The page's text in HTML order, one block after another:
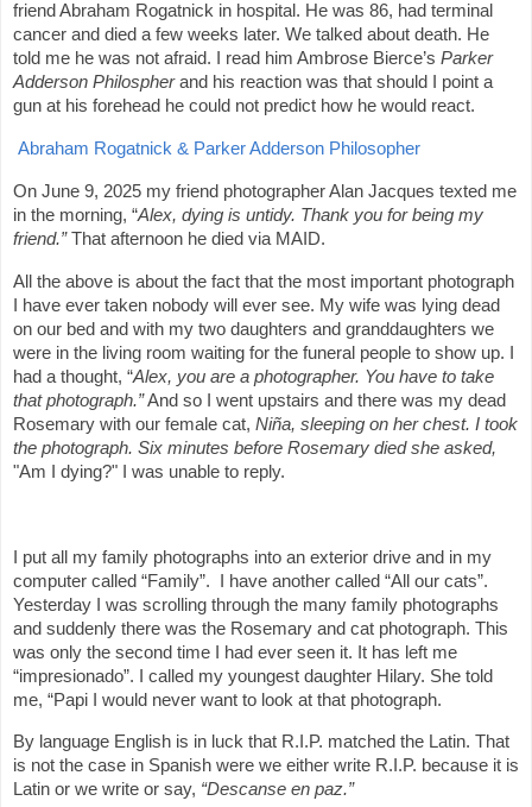
friend Abraham Rogatnick in hospital. He was 86, had terminal
cancer and died a few weeks later. We talked about death. He
told me he was not afraid. I read him Ambrose Bierce’s Parker
Adderson Philospherand his reaction was that should I point a
gun at his forehead he could not predict how he would react.
Abraham Rogatnick & Parker Adderson Philosopher
On June 9, 2025 my friend photographer Alan Jacques texted me
in the morning, “Alex, dying is untidy. Thank you for being my
friend.”That afternoon he died via MAID.
All the above is about the fact that the most important photograph
I have ever taken nobody will ever see. My wife was lying dead
on our bed and with my two daughters and granddaughters we
were in the living room waiting for the funeral people to show up. I
had a thought, “Alex, you are a photographer. You have to take
that photograph.”And so I went upstairs and there was my dead
Rosemary with our female cat, Niña, sleeping on her chest. I took
the photograph. Six minutes before Rosemary died she asked,
"Am I dying?" I was unable to reply.
I put all my family photographs into an exterior drive and in my
computer called “Family”.
I have another called “All our cats”.
Yesterday I was scrolling through the many family photographs
and suddenly there was the Rosemary and cat photograph. This
was only the second time I had ever seen it. It has left me
“impresionado”. I called my youngest daughter Hilary. She told
me, “Papi I would never want to look at that photograph.
By language English is in luck that R.I.P. matched the Latin. That
is not the case in Spanish were we either write R.I.P. because it is
Latin or we write or say, “Descanse en paz.”